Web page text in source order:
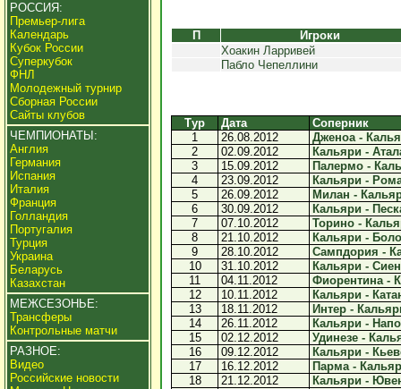
РОССИЯ:
Премьер-лига
Календарь
Кубок России
Суперкубок
ФНЛ
Молодежный турнир
Сборная России
Сайты клубов
ЧЕМПИОНАТЫ:
Англия
Германия
Испания
Италия
Франция
Голландия
Португалия
Турция
Украина
Беларусь
Казахстан
МЕЖСЕЗОНЬЕ:
Трансферы
Контрольные матчи
РАЗНОЕ:
Видео
Российские новости
П
Игроки
Хоакин Ларривей
Пабло Чепеллини
Тур Дата
Соперник
1
26.08.2012
Дженоа -
2
02.09.2012
Кальяри -
3
15.09.2012
Палермо -
4
23.09.2012
Кальяри -
5
26.09.2012
Милан -
6
30.09.2012
Кальяри -
7
07.10.2012
Торино -
8
21.10.2012
Кальяри -
9
28.10.2012
Сампдория -
10
31.10.2012
Кальяри -
11
04.11.2012
Фиорентина -
12
10.11.2012
Кальяри -
13
18.11.2012
Интер -
14
26.11.2012
Кальяри -
15
02.12.2012
Удинезе -
16
09.12.2012
Кальяри -
17
16.12.2012
Парма -
18
21.12.2012
Кальяри -